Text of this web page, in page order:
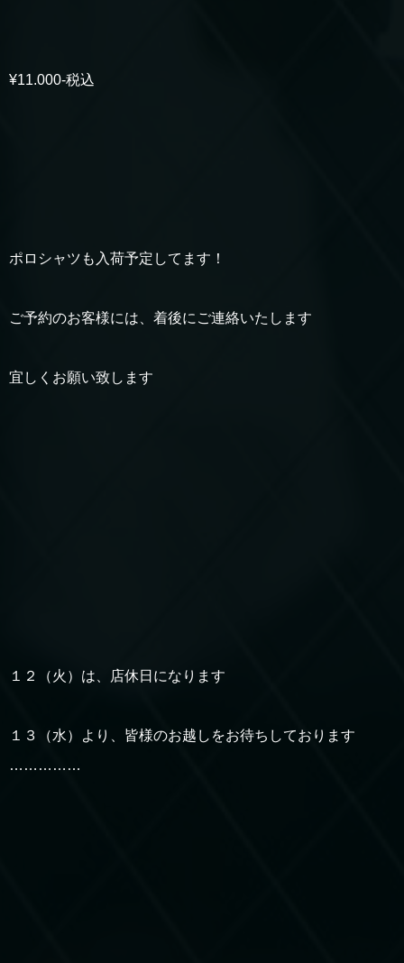
¥11.000-税込
ポロシャツも入荷予定してます！
ご予約のお客様には、着後にご連絡いたします
宜しくお願い致します
１２（火）は、店休日になります
１３（水）より、皆様のお越しをお待ちしております
……………